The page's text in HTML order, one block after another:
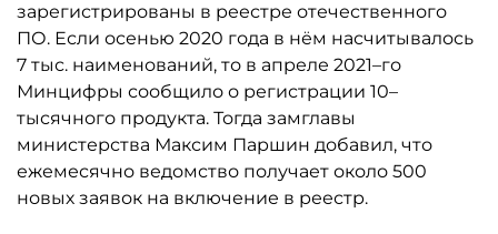
зарегистрированы в реестре отечественного
ПО. Если осенью 2020 года в нём насчитывалось
7 тыс. наименований, то в апреле 2021–го
Минцифры сообщило о регистрации 10–
тысячного продукта. Тогда замглавы
министерства Максим Паршин добавил, что
ежемесячно ведомство получает около 500
новых заявок на включение в реестр.